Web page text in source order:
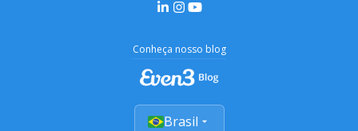
Conheça nosso blog
Brasil